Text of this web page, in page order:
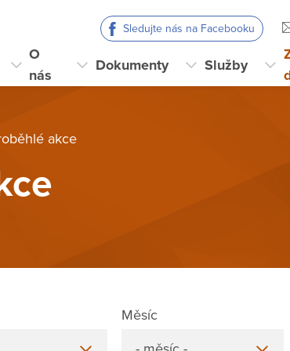
Sledujte nás na Facebooku
O
nás
Dokumenty Služby
akce
Měsíc